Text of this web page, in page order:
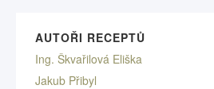
AUTOŘI RECEPTŮ
Ing. Škvařilová Eliška
Jakub Přibyl